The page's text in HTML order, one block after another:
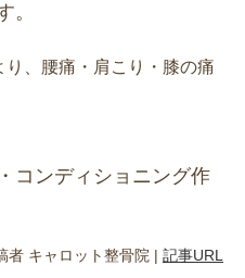
。
、腰痛・肩こり・膝の痛
コンディショニング作
者 キャロット整骨院 | 記事URL